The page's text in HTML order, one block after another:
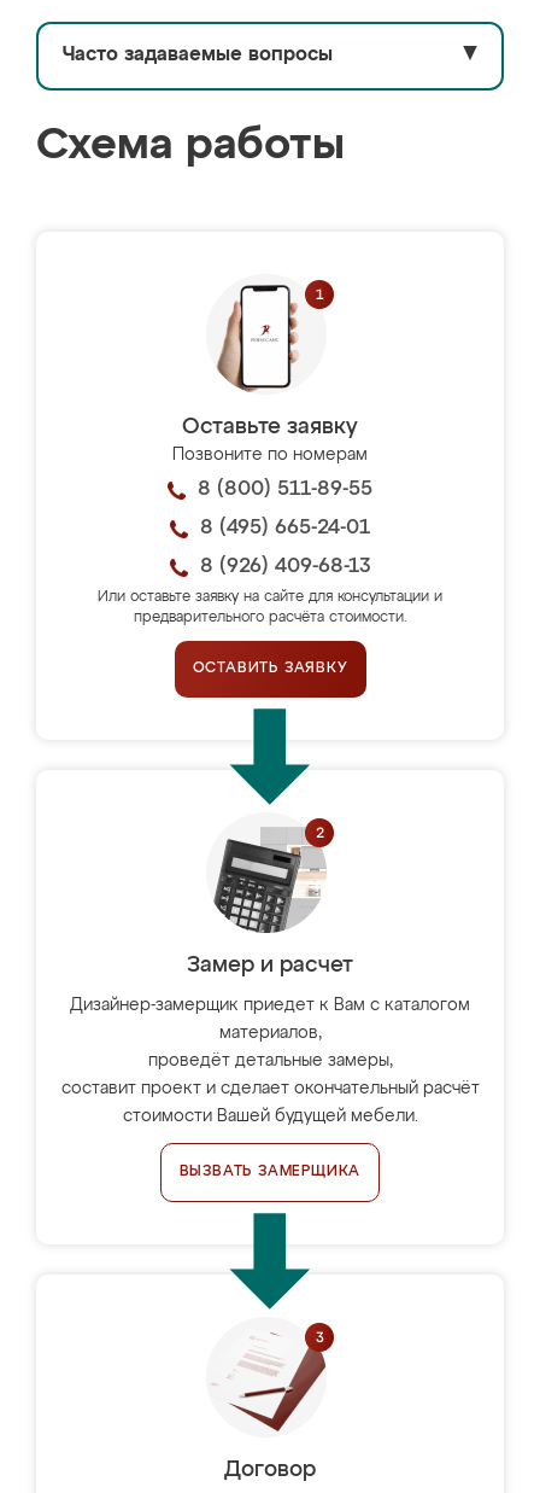
Часто задаваемые вопросы ▼
Схема работы
Оставьте заявку
Позвоните по номерам
8 (800) 511-89-55
8 (495) 665-24-01
8 (926) 409-68-13
Или оставьте заявку на сайте для консультации и
предварительного расчёта стоимости.
ОСТАВИТЬ ЗАЯВКУ
Замер и расчет
Дизайнер-замерщик приедет к Вам с каталогом
материалов,
проведёт детальные замеры,
составит проект и сделает окончательный расчёт
стоимости Вашей будущей мебели.
ВЫЗВАТЬ ЗАМЕРЩИКА
Договор